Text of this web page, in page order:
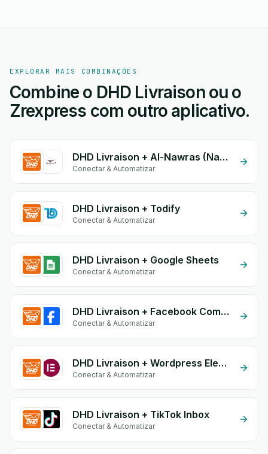
EXPLORAR MAIS COMBINAÇÕES
Combine o DHD Livraison ou o
Zrexpress com outro aplicativo.
DHD Livraison + Al-Nawras (Nawris)
Conectar & Automatizar
DHD Livraison + Todify
Conectar & Automatizar
DHD Livraison + Google Sheets
Conectar & Automatizar
DHD Livraison + Facebook Comments
Conectar & Automatizar
DHD Livraison + Wordpress Elementor
Conectar & Automatizar
DHD Livraison + TikTok Inbox
Conectar & Automatizar